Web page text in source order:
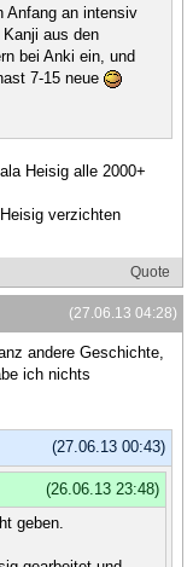
Anfang an intensiv
aus den
bei Anki ein, und
7-15 neue
Heisig alle 2000+
verzichten
Quote
(27.06.13 04:28)
andere Geschichte,
ich nichts
(27.06.13 00:43)
(26.06.13 23:48)
geben.